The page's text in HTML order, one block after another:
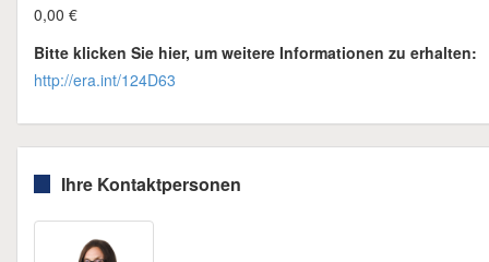
0,00 €
Bitte klicken Sie hier, um weitere Informationen zu erhalten:
http://era.int/124D63
Ihre Kontaktpersonen